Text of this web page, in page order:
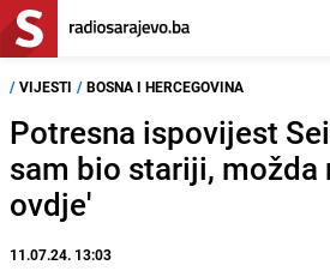
/ VIJESTI / BOSNA I HERCEGOVINA
Potresna ispovijest
sam bio stariji, možda
ovdje'
11.07.24. 13:03